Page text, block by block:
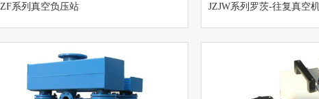
ZF系列真空负压站 JZJW系列罗茨-往复真空